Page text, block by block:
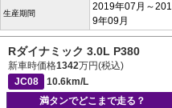
生産期間
2019年07月～201
9年09月
Rダイナミック 3.0L P380
新車時価格1342万円(税込)
JC08
10.6km/L
満タンでどこまで走る？